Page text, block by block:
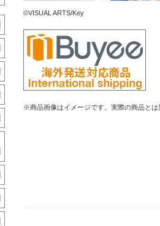
©VISUAL ARTS/Key
※商品画像はイメージです。実際の商品と